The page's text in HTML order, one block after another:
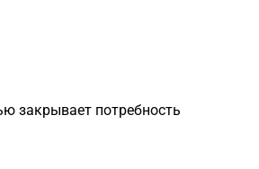
закрывает потребность